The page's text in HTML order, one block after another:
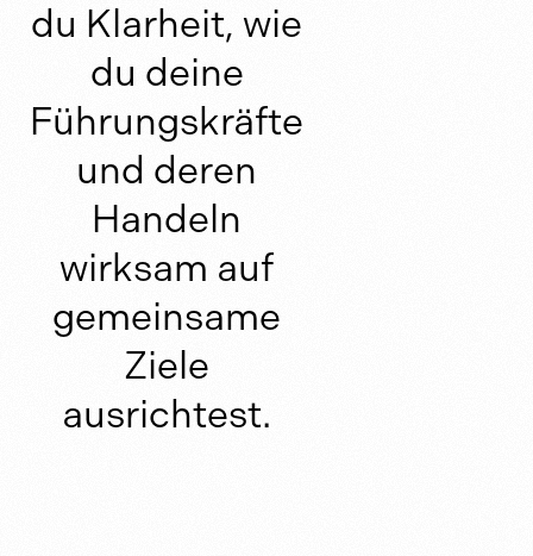
du Klarheit, wie
du deine
Führungskräfte
und deren
Handeln
wirksam auf
gemeinsame
Ziele
ausrichtest.